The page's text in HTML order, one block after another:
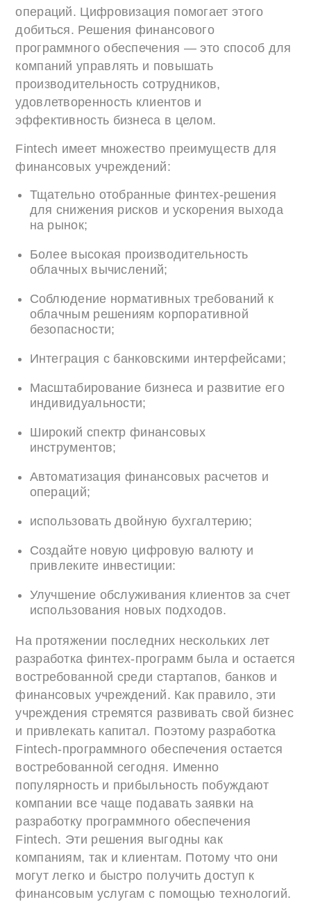
операций. Цифровизация помогает этого
добиться. Решения финансового
программного обеспечения — это способ для
компаний управлять и повышать
производительность сотрудников,
удовлетворенность клиентов и
эффективность бизнеса в целом.
Fintech имеет множество преимуществ для
финансовых учреждений:
Тщательно отобранные финтех-решения
для снижения рисков и ускорения выхода
на рынок;
Более высокая производительность
облачных вычислений;
Соблюдение нормативных требований к
облачным решениям корпоративной
безопасности;
Интеграция с банковскими интерфейсами;
Масштабирование бизнеса и развитие его
индивидуальности;
Широкий спектр финансовых
инструментов;
Автоматизация финансовых расчетов и
операций;
использовать двойную бухгалтерию;
Создайте новую цифровую валюту и
привлеките инвестиции:
Улучшение обслуживания клиентов за счет
использования новых подходов.
На протяжении последних нескольких лет
разработка финтех-программ была и остается
востребованной среди стартапов, банков и
финансовых учреждений. Как правило, эти
учреждения стремятся развивать свой бизнес
и привлекать капитал. Поэтому разработка
Fintech-программного обеспечения остается
востребованной сегодня. Именно
популярность и прибыльность побуждают
компании все чаще подавать заявки на
разработку программного обеспечения
Fintech. Эти решения выгодны как
компаниям, так и клиентам. Потому что они
могут легко и быстро получить доступ к
финансовым услугам с помощью технологий.